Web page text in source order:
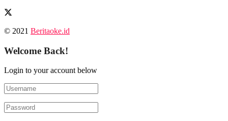
© 2021 Beritaoke.id
Welcome Back!
Login to your account below